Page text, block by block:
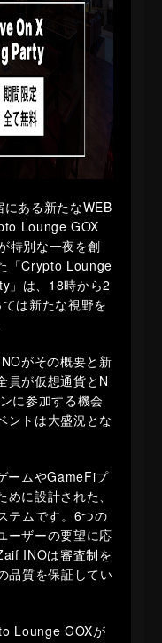
ある新たなWEB
Lounge GOX
特別な一夜を創
「Crypto Lounge
」は、18時から2
は新たな視野を
がその概要と新
員が仮想通貨とN
に参加する機会
ントは大盛況とな
ームやGameFiプ
に設計された、
テムです。6つの
ーザーの要望に応
INOは審査制を
品質を保証してい
Lounge GOXが